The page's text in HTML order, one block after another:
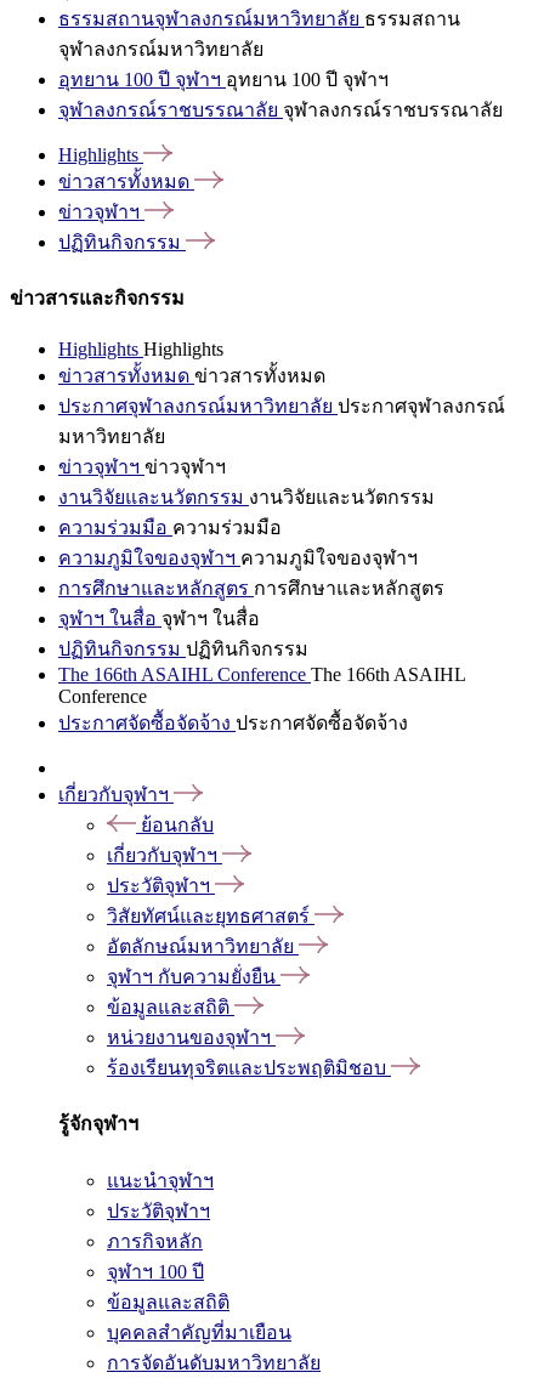
ธรรมสถานจุฬาลงกรณ์มหาวิทยาลัย ธรรมสถาน
จุฬาลงกรณ์มหาวิทยาลัย
อุทยาน 100 ปี จุฬาฯ อุทยาน 100 ปี จุฬาฯ
จุฬาลงกรณ์ราชบรรณาลัย จุฬาลงกรณ์ราชบรรณาลัย
Highlights
ข่าวสารทั้งหมด
ข่าวจุฬาฯ
ปฏิทินกิจกรรม
ข่าวสารและกิจกรรม
Highlights Highlights
ข่าวสารทั้งหมด ข่าวสารทั้งหมด
ประกาศจุฬาลงกรณ์มหาวิทยาลัย ประกาศจุฬาลงกรณ์
มหาวิทยาลัย
ข่าวจุฬาฯ ข่าวจุฬาฯ
งานวิจัยและนวัตกรรม งานวิจัยและนวัตกรรม
ความร่วมมือ ความร่วมมือ
ความภูมิใจของจุฬาฯ ความภูมิใจของจุฬาฯ
การศึกษาและหลักสูตร การศึกษาและหลักสูตร
จุฬาฯ ในสื่อ จุฬาฯ ในสื่อ
ปฏิทินกิจกรรม ปฏิทินกิจกรรม
The 166th ASAIHL Conference The 166th ASAIHL
Conference
ประกาศจัดซื้อจัดจ้าง ประกาศจัดซื้อจัดจ้าง
เกี่ยวกับจุฬาฯ
ย้อนกลับ
เกี่ยวกับจุฬาฯ
ประวัติจุฬาฯ
วิสัยทัศน์และยุทธศาสตร์
อัตลักษณ์มหาวิทยาลัย
จุฬาฯ กับความยั่งยืน
ข้อมูลและสถิติ
หน่วยงานของจุฬาฯ
ร้องเรียนทุจริตและประพฤติมิชอบ
รู้จักจุฬาฯ
แนะนำจุฬาฯ
ประวัติจุฬาฯ
ภารกิจหลัก
จุฬาฯ 100 ปี
ข้อมูลและสถิติ
บุคคลสำคัญที่มาเยือน
การจัดอันดับมหาวิทยาลัย